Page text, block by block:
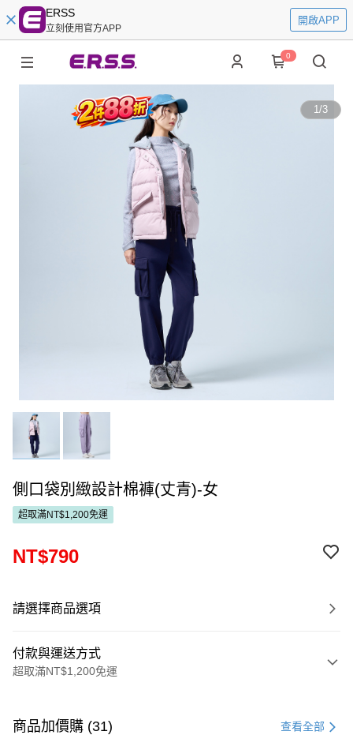
ERSS
立刻使用官方APP
開啟APP
0
1/3
側口袋別緻設計棉褲(丈青)-女
超取滿NT$1,200免運
NT$790
請選擇商品選項
付款與運送方式
超取滿NT$1,200免運
信用卡一次付款
商品加價購 (31) 查看全部